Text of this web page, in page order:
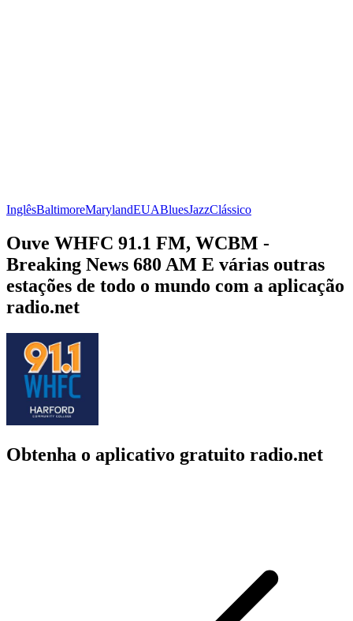
InglêsBaltimoreMarylandEUABluesJazzClássico
Ouve WHFC 91.1 FM, WCBM -
Breaking News 680 AM E várias outras
estações de todo o mundo com a aplicação
radio.net
Obtenha o aplicativo gratuito radio.net